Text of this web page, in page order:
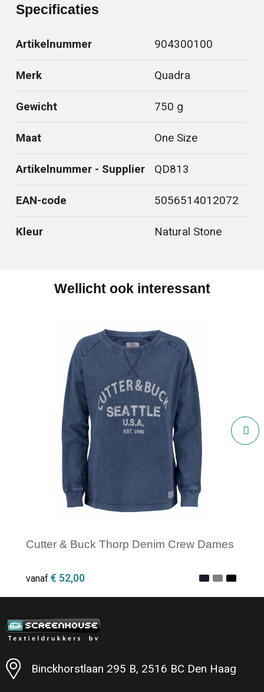
Specificaties
Artikelnummer 904300100
Merk Quadra
Gewicht 750 g
Maat One Size
Artikelnummer - Supplier QD813
EAN-code 5056514012072
Kleur Natural Stone
Wellicht ook interessant
Cutter & Buck Thorp Denim Crew Dames
vanaf € 52,00
Minimale afname: 1
Binckhorstlaan 295 B, 2516 BC Den Haag